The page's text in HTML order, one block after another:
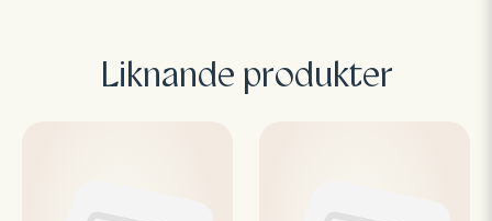
Liknande produkter